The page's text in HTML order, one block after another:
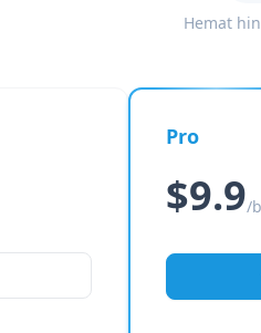
Hemat
Pro
$9.9/